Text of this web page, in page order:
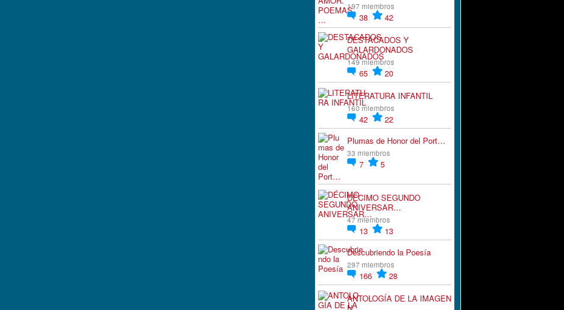
197 miembros
38
42
DESTACADOS Y
GALARDONADOS
149 miembros
65
20
LITERATURA INFANTIL
160 miembros
42
22
Plumas de Honor del Port…
33 miembros
7 5
DÉCIMO SEGUNDO
ANIVERSAR…
47 miembros
13
13
Descubriendo la Poesía
297 miembros
166
28
ANTOLOGÍA DE LA IMAGEN
N…